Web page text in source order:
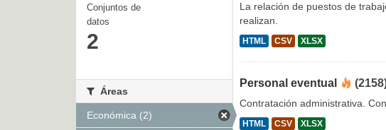
La relación de puestos de
realizan.
HTML CSV XLSX
Personal eventual
Contratación administrativa.
HTML CSV XLSX
Conjuntos de
datos
2
Áreas
Económica (2)